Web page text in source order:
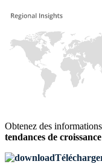
Obtenez des
tendances de croissance